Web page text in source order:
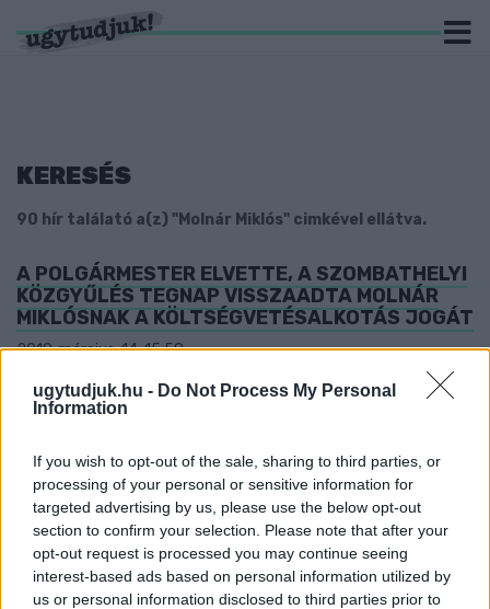
ugytudjuk.hu - Do Not Process My Personal
Information
If you wish to opt-out of the sale, sharing to third parties, or
processing of your personal or sensitive information for
targeted advertising by us, please use the below opt-out
section to confirm your selection. Please note that after your
opt-out request is processed you may continue seeing
interest-based ads based on personal information utilized by
us or personal information disclosed to third parties prior to
KERESÉS
90 hír találató a(z) "Molnár Miklós" cimkével ellátva.
A POLGÁRMESTER ELVETTE, A SZOMBATHELYI
KÖZGYŰLÉS TEGNAP VISSZAADTA MOLNÁR
MIKLÓSNAK A KÖLTSÉGVETÉSALKOTÁS JOGÁT
2019. március. 14. 15:58
összefoglalónkból kiderül.
LETT SZOMBATHELYI ALPOLGÁRMESTERTŐL
2019. március. 07. 07:05
Lassan semmi sem maradt Molnár Miklósnál amitől meg tudják
fosztani.
PUSKÁS POLGÁRMESTER CSÖKKENTETTE
MOLNÁR ALPOLGÁRMESTER FIZETÉSÉT